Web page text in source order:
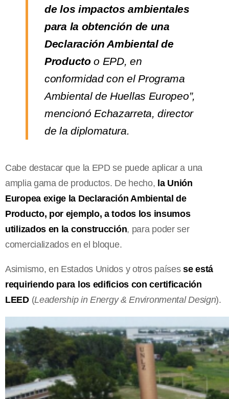
de los impactos ambientales
para la obtención de una
Declaración Ambiental de
Productoo EPD, en
conformidad con el Programa
Ambiental de Huellas Europeo”,
mencionó Echazarreta, director
de la diplomatura.
Cabe destacar que la EPD se puede aplicar a una
amplia gama de productos. De hecho, la Unión
Europea exige la Declaración Ambiental de
Producto, por ejemplo, a todos los insumos
utilizados en la construcción, para poder ser
comercializados en el bloque.
Asimismo, en Estados Unidos y otros paísesse está
requiriendo para los edificios con certificación
LEED(Leadership in Energy & Environmental Design).